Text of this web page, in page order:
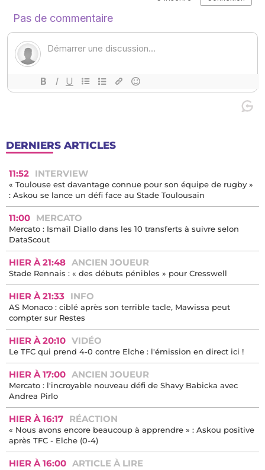
DERNIERS ARTICLES
11:52 INTERVIEW
« Toulouse est davantage connue pour son équipe de rugby »
: Askou se lance un défi face au Stade Toulousain
11:00 MERCATO
Mercato : Ismaïl Diallo dans les 10 transferts à suivre selon
DataScout
HIER À 21:48 ANCIEN JOUEUR
Stade Rennais : « des débuts pénibles » pour Cresswell
HIER À 21:33 INFO
AS Monaco : ciblé après son terrible tacle, Mawissa peut
compter sur Restes
HIER À 20:10 VIDÉO
Le TFC qui prend 4-0 contre Elche : l'émission en direct ici !
HIER À 17:00 ANCIEN JOUEUR
Mercato : l'incroyable nouveau défi de Shavy Babicka avec
Andrea Pirlo
HIER À 16:17 RÉACTION
« Nous avons encore beaucoup à apprendre » : Askou positive
après TFC - Elche (0-4)
HIER À 16:00 ARTICLE À LIRE